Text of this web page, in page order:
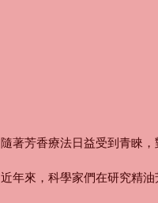
隨著芳香療法日益受到青睞，
近年來，科學家們在研究精